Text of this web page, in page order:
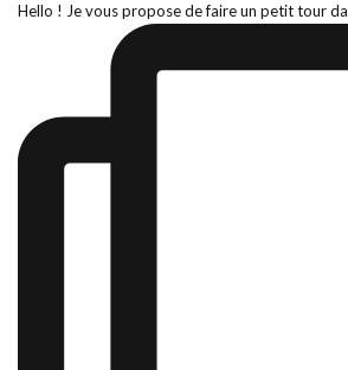
Hello ! Je vous propose de faire un petit tour da